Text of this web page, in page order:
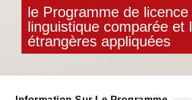
le Programme de licence
linguistique comparée et
étrangères appliquées